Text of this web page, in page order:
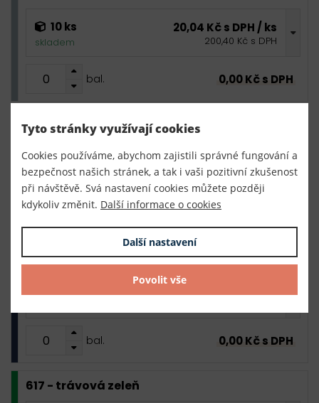
10 ks
skladem
20,04 Kč s DPH / ks
200,40 Kč s DPH
bal. 0,00 Kč s DPH
585 - modrošedá
10 ks
skladem
20,04 Kč s DPH / ks
200,40 Kč s DPH
bal. 0,00 Kč s DPH
598 - temně modrá
bal. 0,00 Kč s DPH
617 - trávová zeleň
Tyto stránky využívají cookies
Cookies používáme, abychom zajistili správné fungování a
bezpečnost našich stránek, a tak i vaši pozitivní zkušenost
při návštěvě. Svá nastavení cookies můžete později
kdykoliv změnit. Další informace o cookies
Další nastavení
Povolit vše